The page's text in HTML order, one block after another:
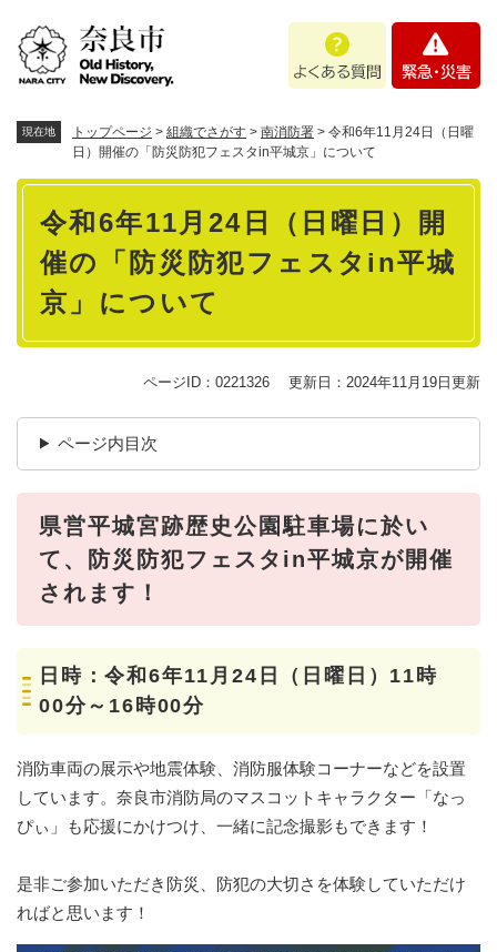
あ
問
・
現在地 トップページ > 組織でさがす > 南消防署 > 令和6年11月24日（日曜
日）開催の「防災防犯フェスタin平城京」について
本
令和6年11月24日（日曜日）開
催の「防災防犯フェスタin平城
京」について
ページID：0221326 更新日：2024年11月19日更新
ページ内目次
県営平城宮跡歴史公園駐車場に於い
て、防災防犯フェスタin平城京が開催
されます！
日時：令和6年11月24日（日曜日）11時
00分～16時00分
消防車両の展示や地震体験、消防服体験コーナーなどを設置
しています。奈良市消防局のマスコットキャラクター「なっ
ぴぃ」も応援にかけつけ、一緒に記念撮影もできます！
是非ご参加いただき防災、防犯の大切さを体験していただけ
ればと思います！